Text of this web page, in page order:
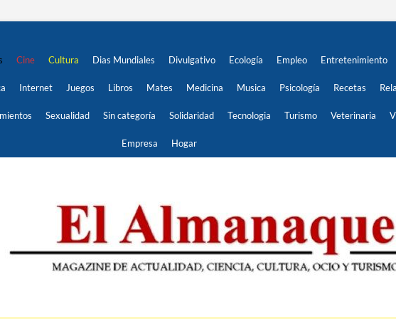
Cine Cultura Dias Mundiales Divulgativo Ecología Empleo Entretenimiento
Internet Juegos Libros Mates Medicina Musica Psicología Recetas
Sexualidad Sin categoría Solidaridad Tecnologia Turismo Veterinaria
Empresa Hogar